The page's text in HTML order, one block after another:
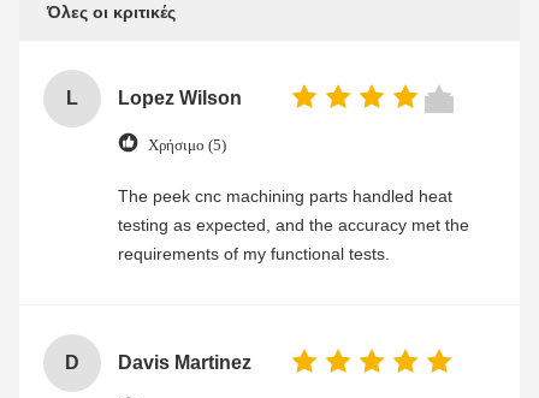
Όλες οι κριτικές
L Lopez Wilson
Χρήσιμο (5)
The peek cnc machining parts handled heat
testing as expected, and the accuracy met the
requirements of my functional tests.
D Davis Martinez